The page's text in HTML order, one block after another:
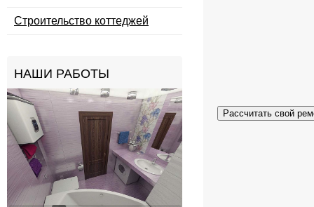
Строительство коттеджей
НАШИ РАБОТЫ
Рассчитать свой